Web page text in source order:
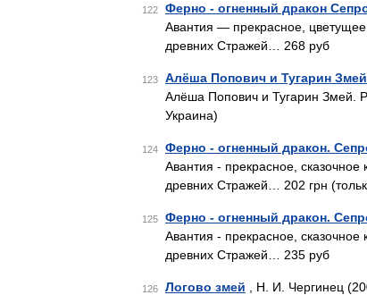
122 Ферно - огненный дракон
Авантия — прекрасное,
древних Стражей… 268 руб
123 Алёша Попович и Тугарин
Алёша Попович и Тугарин Змей.
Украина)
124 Ферно - огненный дракон.
Авантия - прекрасное,
древних Стражей… 202 грн
125 Ферно - огненный дракон.
Авантия - прекрасное,
древних Стражей… 235 руб
126 Логово змей , Н. И. Чергинец